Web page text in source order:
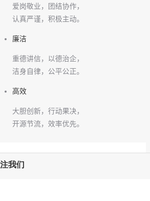
爱岗敬业，团结协作，
认真严谨，积极主动。
廉洁
重德讲信，以德治企，
洁身自律，公平公正。
高效
大胆创新，行动果决，
开源节流，效率优先。
我们